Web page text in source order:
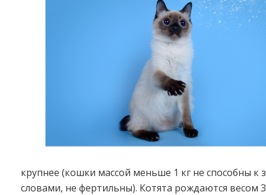
крупнее (кошки массой меньше 1 кг не способны
словами, не фертильны). Котята рождаются весом